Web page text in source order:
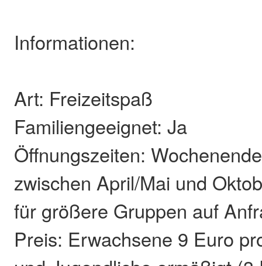
Informationen:
Art: Freizeitspaß
Familiengeeignet: Ja
Öffnungszeiten:
zwischen April/Mai und
für größere Gruppen auf
Preis: Erwachsene 9 Euro